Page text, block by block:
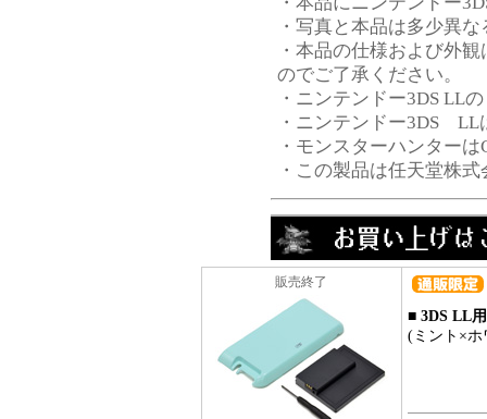
・写真と本品は多少異
・本品の仕様および外
のでご了承ください。
・ニンテンドー3DS LL
・ニンテンドー3DS LL
・モンスターハンター
・この製品は任天堂株
販売終了
■ 3DS LL
(ミント×ホ